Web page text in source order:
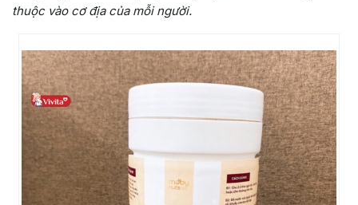
thuộc vào cơ địa của mỗi người.